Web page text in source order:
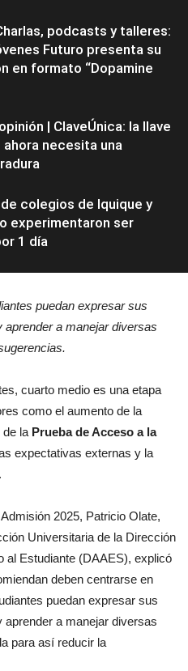
podcasts y talleres:
Futuro presenta su
en formato “Dopamine
| ClaveÚnica: la llave
necesita una
colegios de Iquique y
experimentaron ser
1 día
puedan expresar sus
aprender a manejar diversas
cuarto medio es una etapa
como el aumento de la
de la Prueba de Acceso a la
expectativas externas y la
2025, Patricio Olate,
Universitaria de la Dirección
al Estudiante (DAAES), explicó
deben centrarse en
puedan expresar sus
aprender a manejar diversas
para así reducir la